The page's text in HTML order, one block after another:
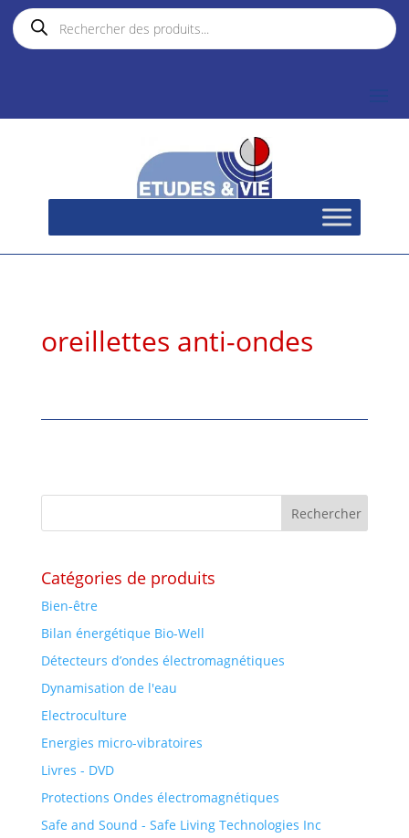
Recherche
de
produits
oreillettes anti-ondes
Catégories de produits
Bien-être
Bilan énergétique Bio-Well
Détecteurs d’ondes électromagnétiques
Dynamisation de l'eau
Electroculture
Energies micro-vibratoires
Livres - DVD
Protections Ondes électromagnétiques
Safe and Sound - Safe Living Technologies Inc